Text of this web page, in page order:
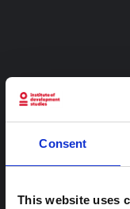
Consent
This website uses